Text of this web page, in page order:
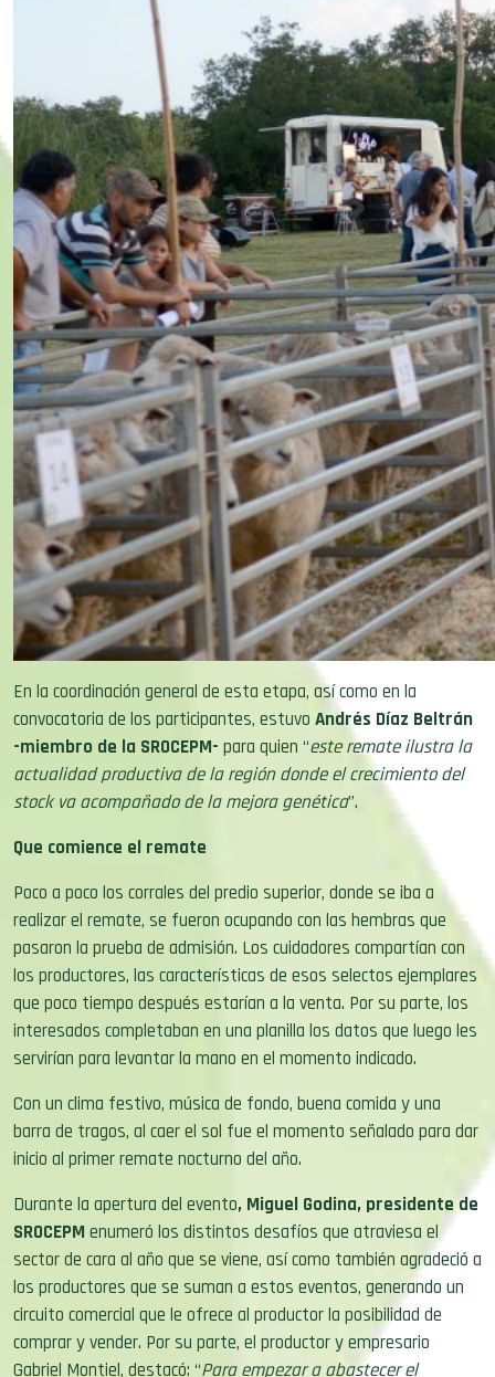
En la coordinación general de esta etapa, así como en la
convocatoria de los participantes, estuvoAndrés Díaz Beltrán
-miembro de la SROCEPM-para quien “ este remate ilustra la
actualidad productiva de la región donde el crecimiento del
stock va acompañado de la mejora genética”.
Que comience el remate
Poco a poco los corrales del predio superior, donde se iba a
realizar el remate, se fueron ocupando con las hembras que
pasaron la prueba de admisión. Los cuidadores compartían con
los productores, las características de esos selectos ejemplares
que poco tiempo después estarían a la venta. Por su parte, los
interesados completaban en una planilla los datos que luego les
servirían para levantar la mano en el momento indicado.
Con un clima festivo, música de fondo, buena comida y una
barra de tragos, al caer el sol fue el momento señalado para dar
inicio al primer remate nocturno del año.
Durante la apertura del evento, Miguel Godina, presidente de
SROCEPMenumeró los distintos desafíos que atraviesa el
sector de cara al año que se viene, así como también agradeció a
los productores que se suman a estos eventos, generando un
circuito comercial que le ofrece al productor la posibilidad de
comprar y vender. Por su parte, el productor y empresario
Gabriel Montiel, destacó: “Para empezar a abastecer el
desarrollo del mercado en Misiones, debemos hablar